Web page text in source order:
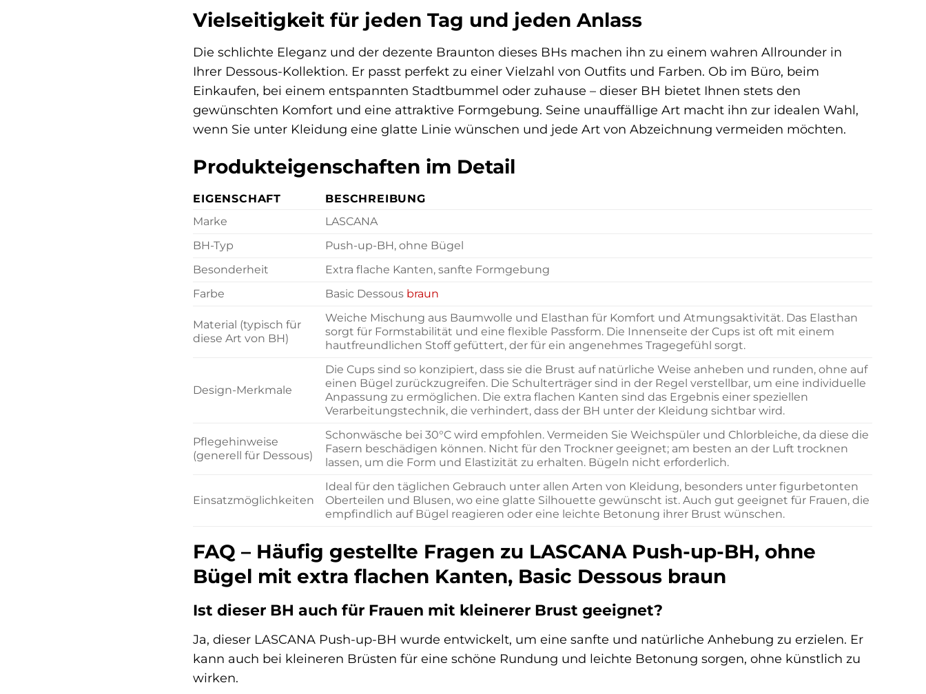
Vielseitigkeit für jeden Tag und jeden Anlass
Die schlichte Eleganz und der dezente Braunton dieses BHs machen ihn zu einem wahren Allrounder in
Ihrer Dessous-Kollektion. Er passt perfekt zu einer Vielzahl von Outfits und Farben. Ob im Büro, beim
Einkaufen, bei einem entspannten Stadtbummel oder zuhause – dieser BH bietet Ihnen stets den
gewünschten Komfort und eine attraktive Formgebung. Seine unauffällige Art macht ihn zur idealen Wahl,
wenn Sie unter Kleidung eine glatte Linie wünschen und jede Art von Abzeichnung vermeiden möchten.
Produkteigenschaften im Detail
EIGENSCHAFT
BESCHREIBUNG
Marke
LASCANA
BH-Typ
Push-up-BH, ohne Bügel
Besonderheit
Extra flache Kanten, sanfte Formgebung
Farbe
Basic Dessous braun
Material (typisch für
diese Art von BH)
Weiche Mischung aus Baumwolle und Elasthan für Komfort und Atmungsaktivität. Das Elasthan
sorgt für Formstabilität und eine flexible Passform. Die Innenseite der Cups ist oft mit einem
hautfreundlichen Stoff gefüttert, der für ein angenehmes Tragegefühl sorgt.
Design-Merkmale
Die Cups sind so konzipiert, dass sie die Brust auf natürliche Weise anheben und runden, ohne auf
einen Bügel zurückzugreifen. Die Schulterträger sind in der Regel verstellbar, um eine individuelle
Anpassung zu ermöglichen. Die extra flachen Kanten sind das Ergebnis einer speziellen
Verarbeitungstechnik, die verhindert, dass der BH unter der Kleidung sichtbar wird.
Pflegehinweise
(generell für Dessous)
Schonwäsche bei 30°C wird empfohlen. Vermeiden Sie Weichspüler und Chlorbleiche, da diese die
Fasern beschädigen können. Nicht für den Trockner geeignet; am besten an der Luft trocknen
lassen, um die Form und Elastizität zu erhalten. Bügeln nicht erforderlich.
Einsatzmöglichkeiten
Ideal für den täglichen Gebrauch unter allen Arten von Kleidung, besonders unter figurbetonten
Oberteilen und Blusen, wo eine glatte Silhouette gewünscht ist. Auch gut geeignet für Frauen, die
empfindlich auf Bügel reagieren oder eine leichte Betonung ihrer Brust wünschen.
FAQ – Häufig gestellte Fragen zu LASCANA Push-up-BH, ohne
Bügel mit extra flachen Kanten, Basic Dessous braun
Ist dieser BH auch für Frauen mit kleinerer Brust geeignet?
Ja, dieser LASCANA Push-up-BH wurde entwickelt, um eine sanfte und natürliche Anhebung zu erzielen. Er
kann auch bei kleineren Brüsten für eine schöne Rundung und leichte Betonung sorgen, ohne künstlich zu
wirken.